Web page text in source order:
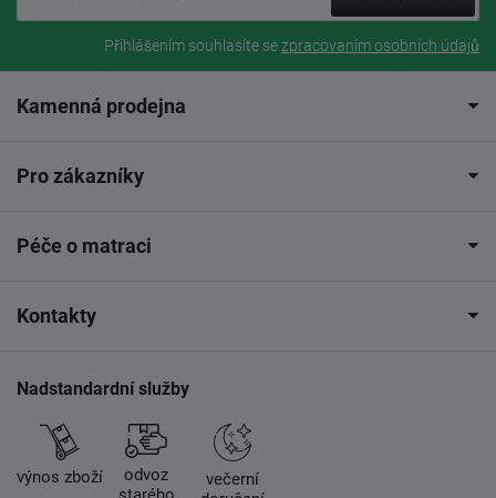
Přihlášením souhlasíte sezpracovaním osobních údajů
Kamenná prodejna
Pro zákazníky
Péče o matraci
Kontakty
Nadstandardní služby
výnos zboží
odvoz
večerní